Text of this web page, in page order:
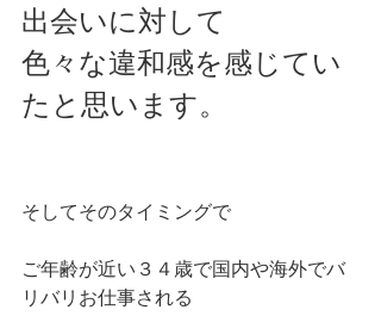
出会いに対して
色々な違和感を感じてい
たと思います。
そしてそのタイミングで
ご年齢が近い３４歳で国内や海外でバ
リバリお仕事される